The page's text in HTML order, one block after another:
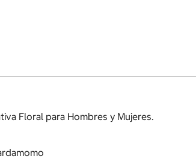
Floral para Hombres y Mujeres.